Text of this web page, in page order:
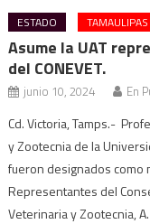
ESTADO TAMAULIPAS
Asume la UAT
del CONEVET.
junio 10, 2024 En
Cd. Victoria, Tamps.-
y Zootecnia de la
fueron designados como
Representantes del
Veterinaria y Zootecnia, A.